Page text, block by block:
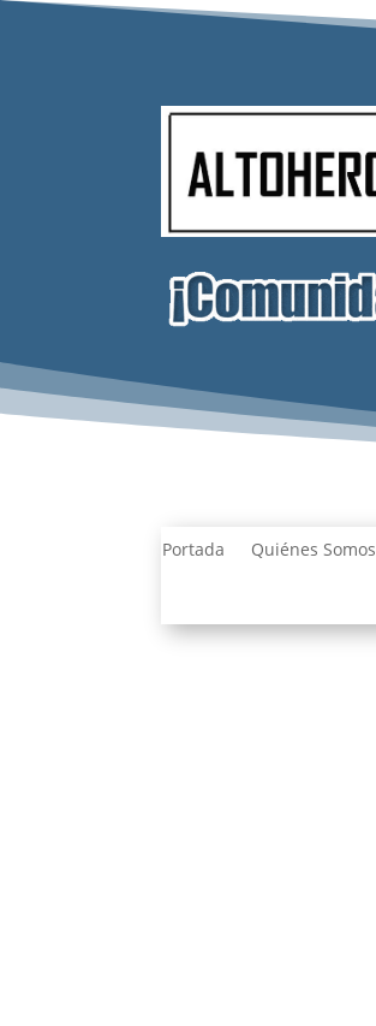
Portada Quiénes Somos